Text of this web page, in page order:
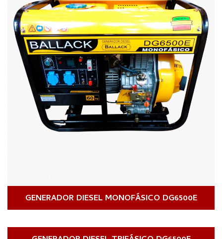
GENERADOR DIESEL MONOFÁSICO DG6500E